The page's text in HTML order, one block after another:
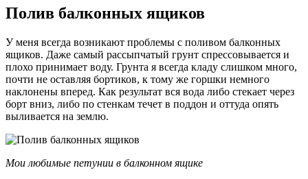
Полив балконных ящиков
У меня всегда возникают проблемы с поливом балконных
ящиков. Даже самый рассыпчатый грунт спрессовывается и
плохо принимает воду. Грунта я всегда кладу слишком много,
почти не оставляя бортиков, к тому же горшки немного
наклонены вперед. Как результат вся вода либо стекает через
борт вниз, либо по стенкам течет в поддон и оттуда опять
выливается на землю.
Мои любимые петунии в балконном ящике